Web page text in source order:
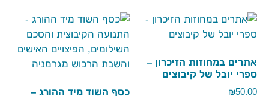
אתרים במחוזות הזיכרון –
ספרי יובל של קיבוצים
₪50.00
כסף השוד מיד ההורג –